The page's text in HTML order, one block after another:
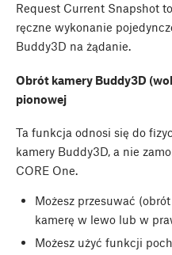
Request Current Snapshot
ręczne wykonanie
Buddy3D na żądanie.
Obrót kamery Buddy3D
pionowej
Ta funkcja odnosi się do
kamery Buddy3D, a nie
CORE One.
Możesz przesuwać
kamerę w lewo lub w
Możesz użyć funkcji